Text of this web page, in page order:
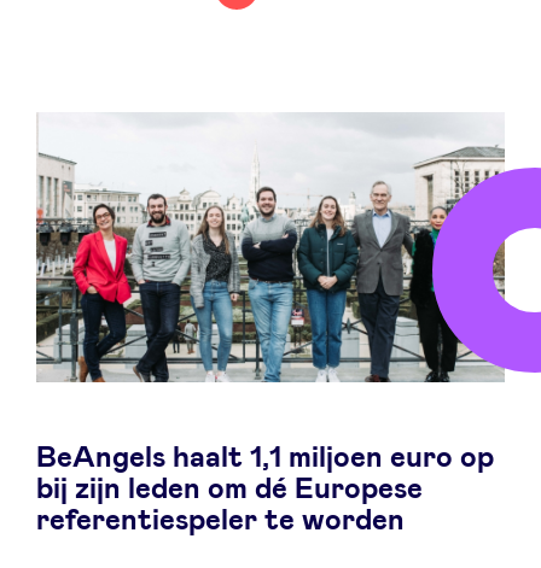
BeAngels haalt 1,1 miljoen euro op
bij zijn leden om dé Europese
referentiespeler te worden